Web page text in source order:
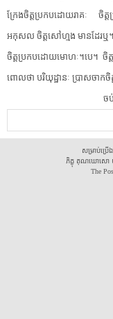
ក្រែងចិត្ត​ប្រកបដោយ​រាគៈ
អកុសល ចិត្តសៅហ្មង មាន​ដែរ​ឬ
ចិត្ត​ប្រកបដោយ​មោហៈ។បេ។ ចិត្
ពោល​ថា បរិយុ​ដ្ឋានៈ ប្រាសចាក​ចិ
ច
សម្រាប់ប្រ
ភិក្ខុ គុណឃោសោ
The